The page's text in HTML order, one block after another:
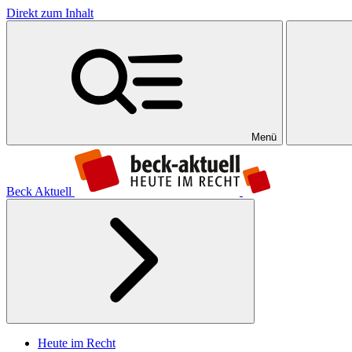
Direkt zum Inhalt
Menü
Beck Aktuell
Heute im Recht